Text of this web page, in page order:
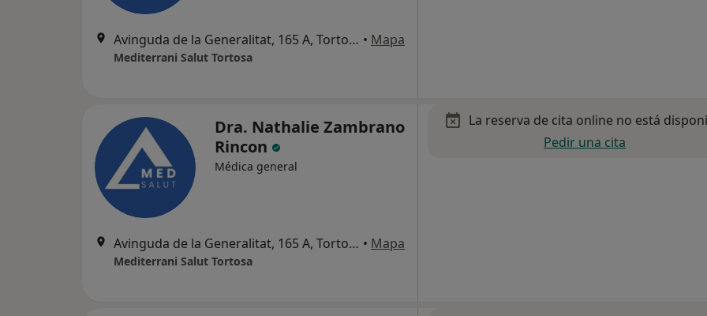
Avinguda de la Generalitat, 165 A, Tortosa • Mapa
Mediterrani Salut Tortosa
Dra. Nathalie Zambrano
Rincon
Médica general
Avinguda de la Generalitat, 165 A, Tortosa • Mapa
Mediterrani Salut Tortosa
La reserva de cita online no está
Pedir una cita